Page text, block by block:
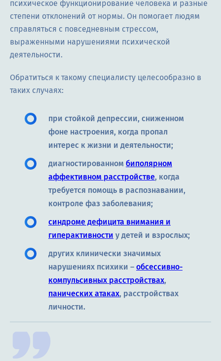
психическое функционирование человека и разные
степени отклонений от нормы. Он помогает людям
справляться с повседневным стрессом,
выраженными нарушениями психической
деятельности.
Обратиться к такому специалисту целесообразно в
таких случаях:
при стойкой депрессии, сниженном
фоне настроения, когда пропал
интерес к жизни и деятельности;
диагностированном биполярном
аффективном расстройстве, когда
требуется помощь в распознавании,
контроле фаз заболевания;
синдроме дефицита внимания и
гиперактивности у детей и взрослых;
других клинически значимых
нарушениях психики – обсессивно-
компульсивных расстройствах,
панических атаках, расстройствах
личности.